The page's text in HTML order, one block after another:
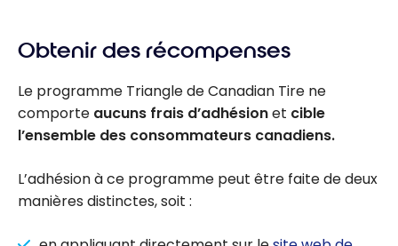
Obtenir des récompenses
Le programme Triangle de Canadian Tire ne
comporte aucuns frais d’adhésionet cible
l’ensemble des consommateurs canadiens.
L’adhésion à ce programme peut être faite de deux
manières distinctes, soit :